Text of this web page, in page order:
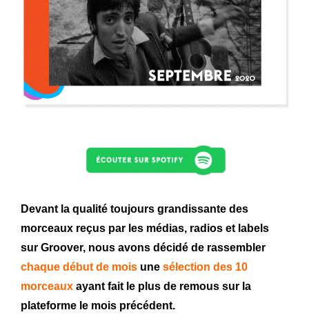
Devant la qualité toujours grandissante des
morceaux reçus par les médias, radios et labels
sur Groover, nous avons décidé de rassembler
chaque début de mois une sélection des 10
morceaux ayant fait le plus de remous sur la
plateforme le mois précédent.